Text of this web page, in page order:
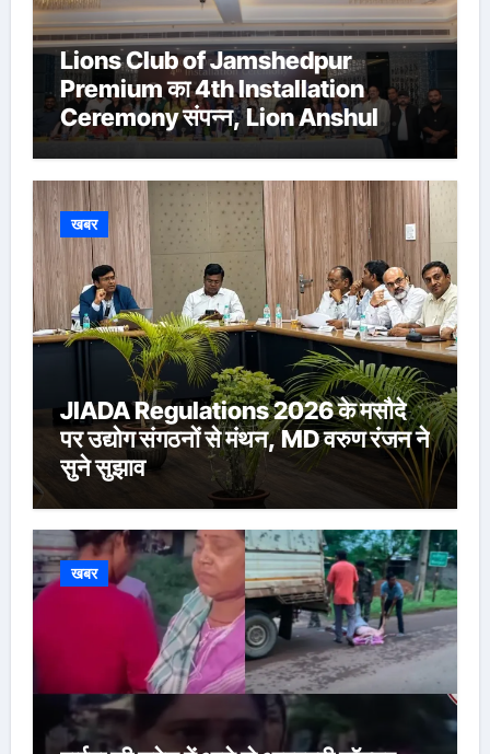
Lions Club of Jamshedpur
Premium का 4th Installation
Ceremony संपन्न, Lion Anshul
Ringasia ने संभाला अध्यक्ष पद
खबर
JIADA Regulations 2026 के मसौदे
पर उद्योग संगठनों से मंथन, MD वरुण रंजन ने
सुने सुझाव
खबर